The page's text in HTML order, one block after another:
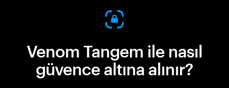
Venom Tangem ile nasıl
güvence altına alınır?